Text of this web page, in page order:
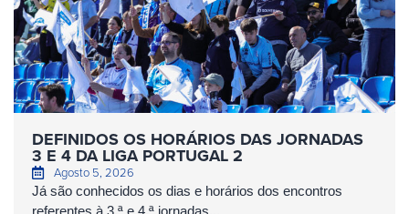
DEFINIDOS OS HORÁRIOS DAS JORNADAS
3 E 4 DA LIGA PORTUGAL 2
Agosto 5, 2026
Já são conhecidos os dias e horários dos encontros
referentes à 3.ª e 4.ª jornadas...